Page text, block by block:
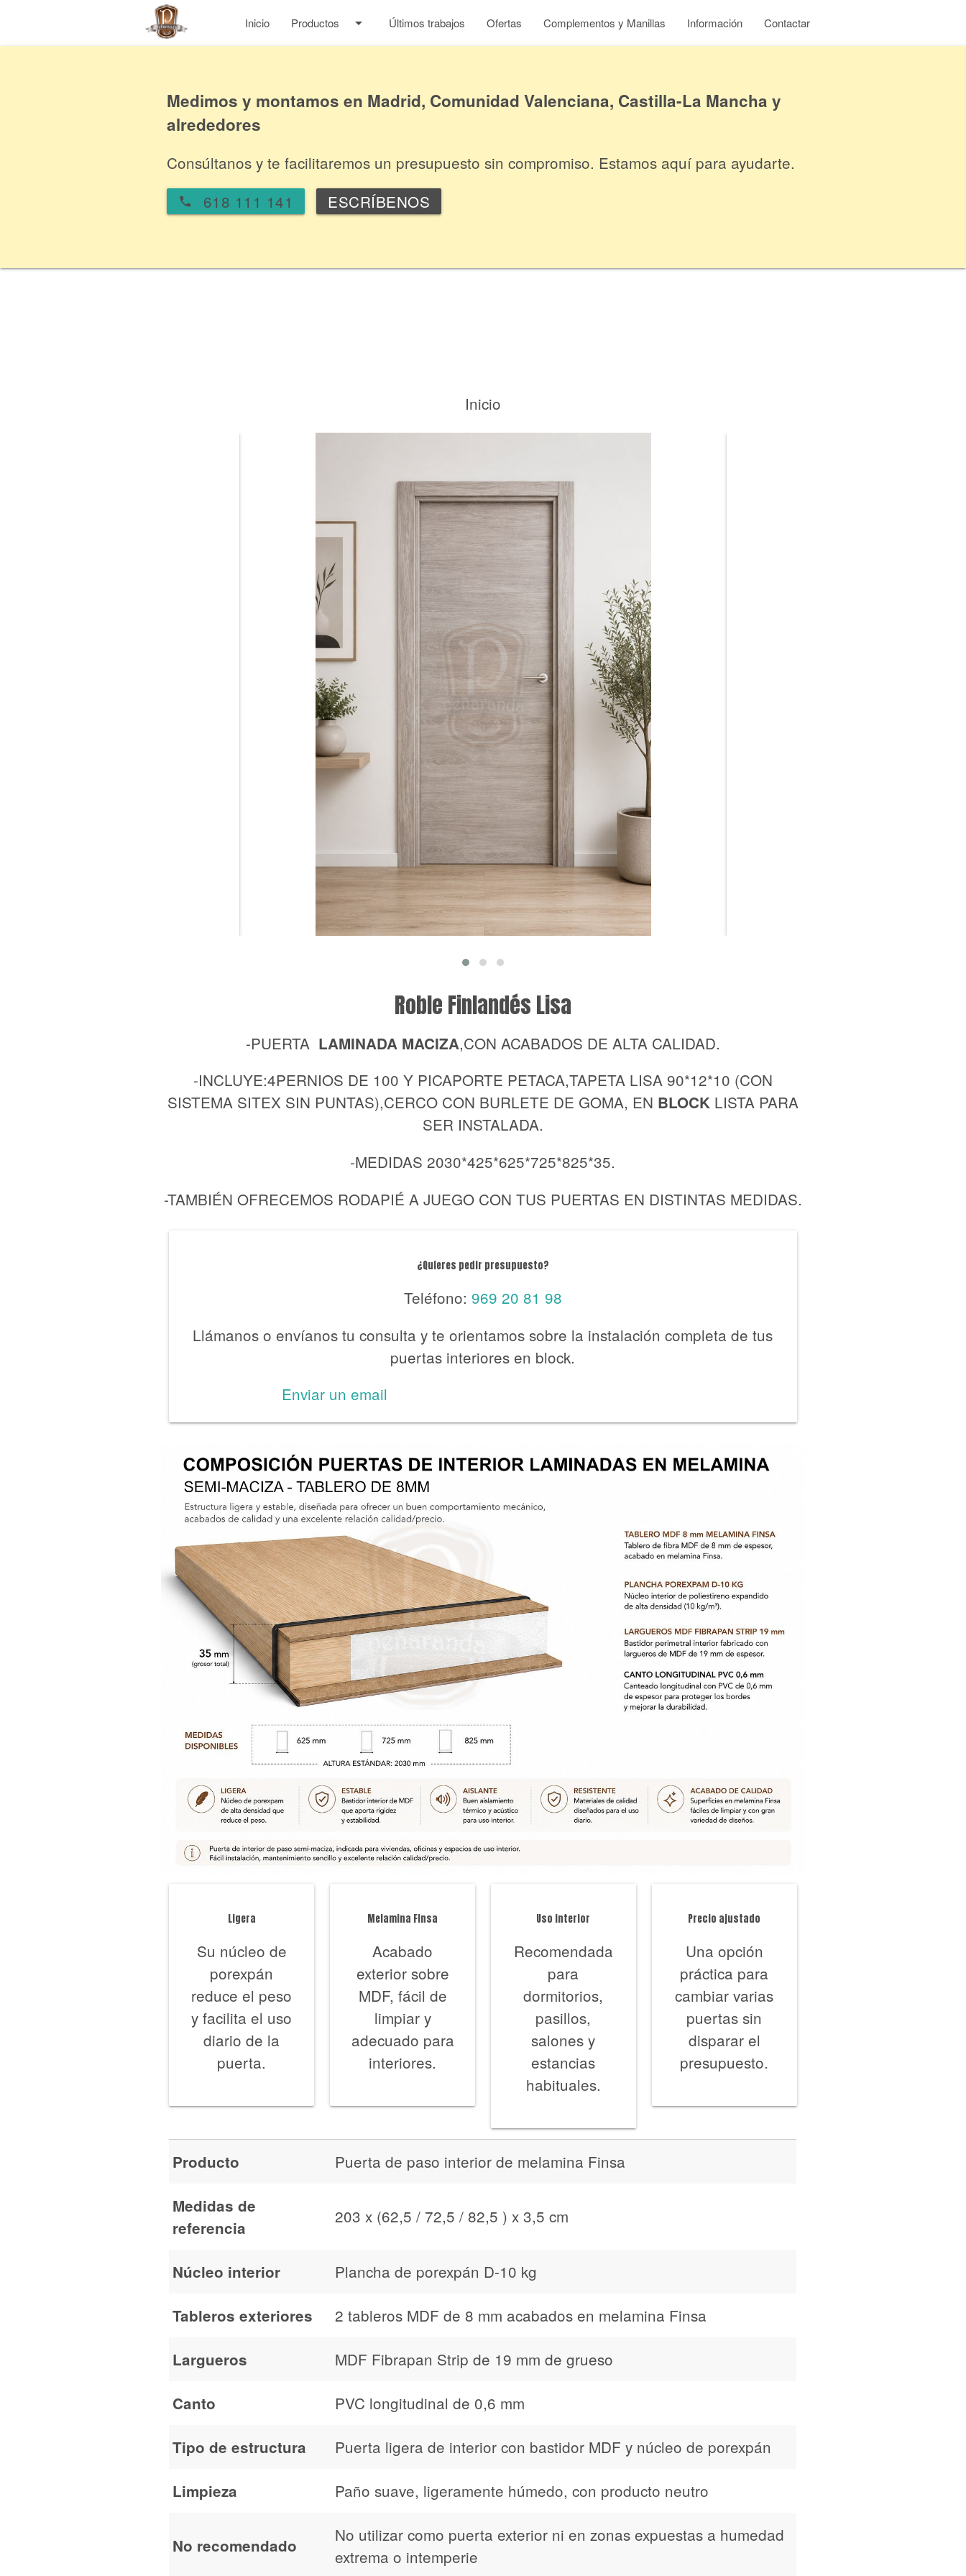
Inicio Productos arrow_drop_down Últimos trabajos Ofertas Complementos y Manillas Información Contactar
Medimos y montamos en Madrid, Comunidad Valenciana, Castilla-La Mancha y
alrededores
Consúltanos y te facilitaremos un presupuesto sin compromiso. Estamos aquí para ayudarte.
local_phone 618 111 141 ESCRÍBENOS
Inicio
Roble Finlandés Lisa
-PUERTA LAMINADA MACIZA,CON ACABADOS DE ALTA CALIDAD.
-INCLUYE:4PERNIOS DE 100 Y PICAPORTE PETACA,TAPETA LISA 90*12*10 (CON
SISTEMA SITEX SIN PUNTAS),CERCO CON BURLETE DE GOMA, EN BLOCKLISTA PARA
SER INSTALADA.
-MEDIDAS 2030*425*625*725*825*35.
-TAMBIÉN OFRECEMOS RODAPIÉ A JUEGO CON TUS PUERTAS EN DISTINTAS MEDIDAS.
¿Quieres pedir presupuesto?
Teléfono: 969 20 81 98
Llámanos o envíanos tu consulta y te orientamos sobre la instalación completa de tus
puertas interiores en block.
Enviar un email
Ligera
Su núcleo de
porexpán
reduce el peso
y facilita el uso
diario de la
puerta.
Melamina Finsa
Acabado
exterior sobre
MDF, fácil de
limpiar y
adecuado para
interiores.
Uso interior
Recomendada
para
dormitorios,
pasillos,
salones y
estancias
habituales.
Precio ajustado
Una opción
práctica para
cambiar varias
puertas sin
disparar el
presupuesto.
Producto Puerta de paso interior de melamina Finsa
Medidas de
referencia
203 x (62,5 / 72,5 / 82,5 ) x 3,5 cm
Núcleo interior Plancha de porexpán D-10 kg
Tableros exteriores 2 tableros MDF de 8 mm acabados en melamina Finsa
Largueros MDF Fibrapan Strip de 19 mm de grueso
Canto PVC longitudinal de 0,6 mm
Tipo de estructura Puerta ligera de interior con bastidor MDF y núcleo de porexpán
Limpieza Paño suave, ligeramente húmedo, con producto neutro
No recomendado
No utilizar como puerta exterior ni en zonas expuestas a humedad
extrema o intemperie